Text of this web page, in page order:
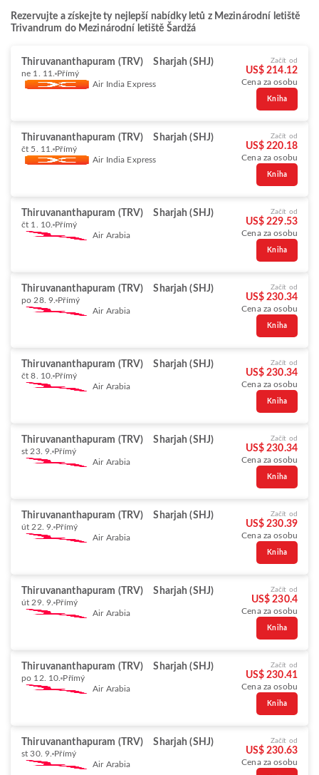
Rezervujte a získejte ty nejlepší nabídky letů z Mezinárodní letiště
Trivandrum do Mezinárodní letiště Šardžá
Thiruvananthapuram (TRV) Sharjah (SHJ)
ne 1. 11. Přímý
Air India Express
Začít od
US$ 214.12
Cena za osobu
Kniha
Thiruvananthapuram (TRV) Sharjah (SHJ)
čt 5. 11. Přímý
Air India Express
Začít od
US$ 220.18
Cena za osobu
Kniha
Thiruvananthapuram (TRV) Sharjah (SHJ)
čt 1. 10. Přímý
Air Arabia
Začít od
US$ 229.53
Cena za osobu
Kniha
Thiruvananthapuram (TRV) Sharjah (SHJ)
po 28. 9. Přímý
Air Arabia
Začít od
US$ 230.34
Cena za osobu
Kniha
Thiruvananthapuram (TRV) Sharjah (SHJ)
čt 8. 10. Přímý
Air Arabia
Začít od
US$ 230.34
Cena za osobu
Kniha
Thiruvananthapuram (TRV) Sharjah (SHJ)
st 23. 9. Přímý
Air Arabia
Začít od
US$ 230.34
Cena za osobu
Kniha
Thiruvananthapuram (TRV) Sharjah (SHJ)
út 22. 9. Přímý
Air Arabia
Začít od
US$ 230.39
Cena za osobu
Kniha
Thiruvananthapuram (TRV) Sharjah (SHJ)
út 29. 9. Přímý
Air Arabia
Začít od
US$ 230.4
Cena za osobu
Kniha
Thiruvananthapuram (TRV) Sharjah (SHJ)
po 12. 10. Přímý
Air Arabia
Začít od
US$ 230.41
Cena za osobu
Kniha
Thiruvananthapuram (TRV) Sharjah (SHJ)
st 30. 9. Přímý
Air Arabia
Začít od
US$ 230.63
Cena za osobu